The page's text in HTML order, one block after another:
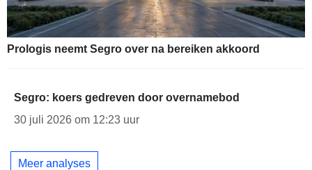
Prologis neemt Segro over na bereiken akkoord
Segro: koers gedreven door overnamebod
30 juli 2026 om 12:23 uur
Meer analyses